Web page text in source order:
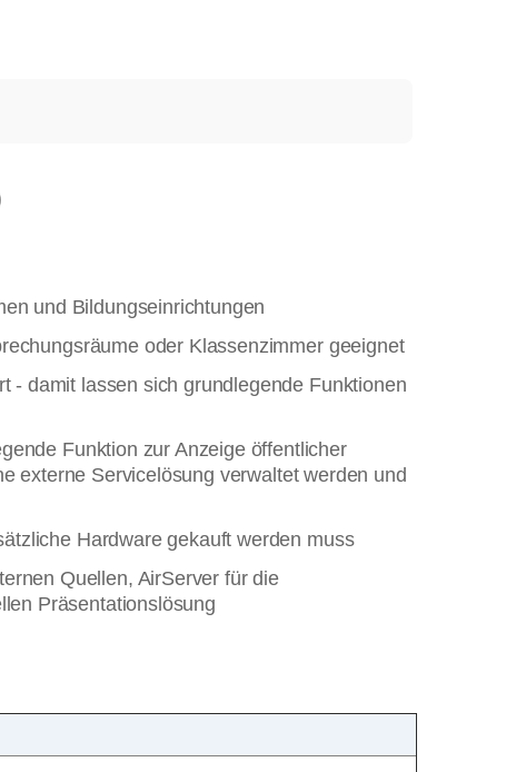
und Bildungseinrichtungen
oder Klassenzimmer geeignet
- damit lassen sich grundlegende Funktionen
Funktion zur Anzeige öffentlicher
externe Servicelösung verwaltet werden und
Hardware gekauft werden muss
Quellen, AirServer für die
Präsentationslösung